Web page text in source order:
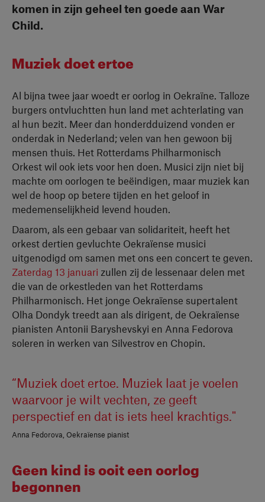
komen in zijn geheel ten goede aan War
Child.
Muziek doet ertoe
Al bijna twee jaar woedt er oorlog in Oekraïne. Talloze
burgers ontvluchtten hun land met achterlating van
al hun bezit. Meer dan honderdduizend vonden er
onderdak in Nederland; velen van hen gewoon bij
mensen thuis. Het Rotterdams Philharmonisch
Orkest wil ook iets voor hen doen. Musici zijn niet bij
machte om oorlogen te beëindigen, maar muziek kan
wel de hoop op betere tijden en het geloof in
medemenselijkheid levend houden.
Daarom, als een gebaar van solidariteit, heeft het
orkest dertien gevluchte Oekraïense musici
uitgenodigd om samen met ons een concert te geven.
Zaterdag 13 januari zullen zij de lessenaar delen met
die van de orkestleden van het Rotterdams
Philharmonisch. Het jonge Oekraïense supertalent
Olha Dondyk treedt aan als dirigent, de Oekraïense
pianisten Antonii Baryshevskyi en Anna Fedorova
soleren in werken van Silvestrov en Chopin.
“Muziek doet ertoe. Muziek laat je voelen
waarvoor je wilt vechten, ze geeft
perspectief en dat is iets heel krachtigs."
Anna Fedorova, Oekraïense pianist
Geen kind is ooit een oorlog
begonnen